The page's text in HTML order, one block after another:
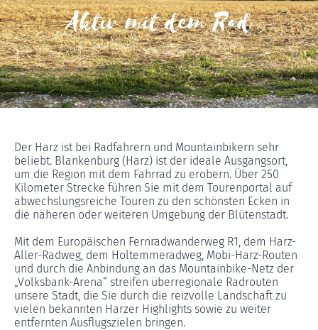
Aktiv mit dem Rad
Der Harz ist bei Radfahrern und Mountainbikern sehr
beliebt. Blankenburg (Harz) ist der ideale Ausgangsort,
um die Region mit dem Fahrrad zu erobern. Über 250
Kilometer Strecke führen Sie mit dem Tourenportal auf
abwechslungsreiche Touren zu den schönsten Ecken in
die näheren oder weiteren Umgebung der Blütenstadt.
Mit dem Europäischen Fernradwanderweg R1, dem Harz-
Aller-Radweg, dem Holtemmeradweg, Mobi-Harz-Routen
und durch die Anbindung an das Mountainbike-Netz der
„Volksbank-Arena“ streifen überregionale Radrouten
unsere Stadt, die Sie durch die reizvolle Landschaft zu
vielen bekannten Harzer Highlights sowie zu weiter
entfernten Ausflugszielen bringen.